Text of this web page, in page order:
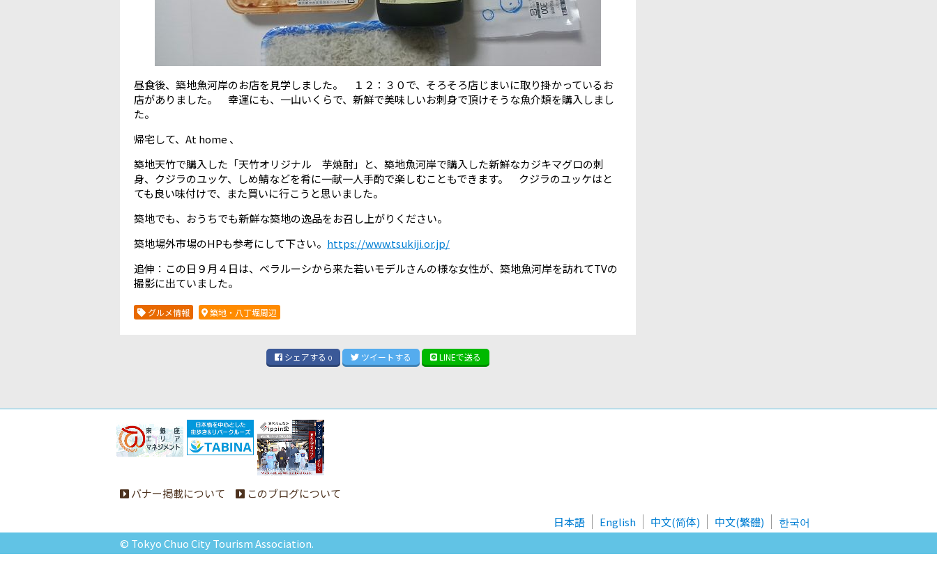
昼食後、築地魚河岸のお店を見学しました。 １２：３０で、そろそろ店じまいに取り掛かっているお
店がありました。 幸運にも、一山いくらで、新鮮で美味しいお刺身で頂けそうな魚介類を購入しまし
た。
帰宅して、At home 、
築地天竹で購入した「天竹オリジナル 芋焼酎」と、築地魚河岸で購入した新鮮なカジキマグロの刺
身、クジラのユッケ、しめ鯖などを肴に一献一人手酌で楽しむこともできます。 クジラのユッケはと
ても良い味付けで、また買いに行こうと思いました。
築地でも、おうちでも新鮮な築地の逸品をお召し上がりください。
築地場外市場のHPも参考にして下さい。 https://www.tsukiji.or.jp/
追伸：この日９月４日は、ベラルーシから来た若いモデルさんの様な女性が、築地魚河岸を訪れてTVの
撮影に出ていました。
グルメ情報 築地・八丁堀周辺
シェアする 0 ツイートする LINEで送る
バナー掲載について
このブログについて
日本語
English 中文(简体) 中文(繁體)
한국어
© Tokyo Chuo City Tourism Association.